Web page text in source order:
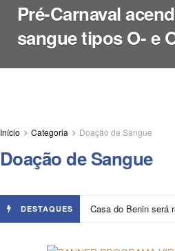
Pré-Carnaval
sangue tipos O- e
Início Categoria Doação de Sangue
Doação de Sangue
DESTAQUES Casa do Benin será